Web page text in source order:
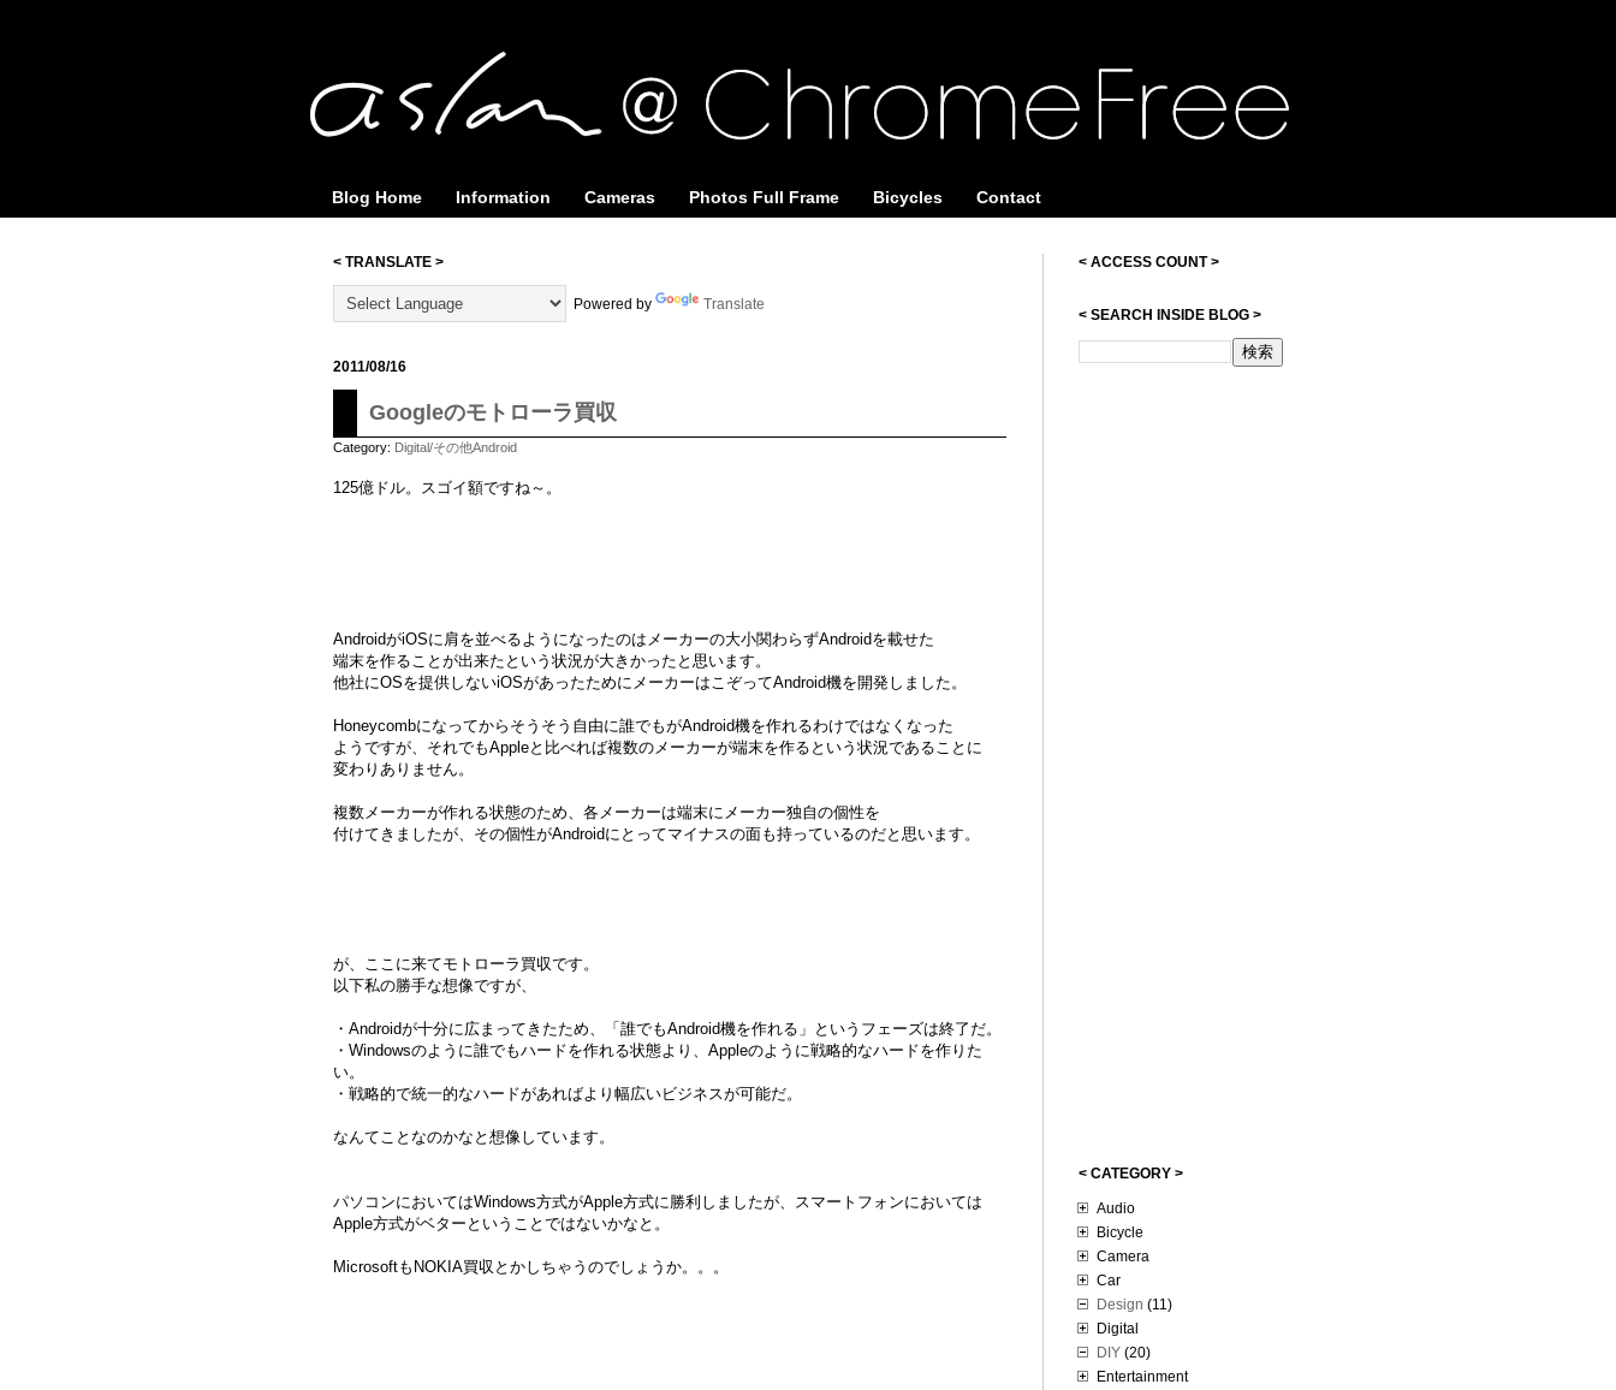
Blog Home Information Cameras Photos Full Frame Bicycles Contact
< TRANSLATE >
Powered by Translate
2011/08/16
Googleのモトローラ買収
Category: Digital/その他Android
125億ドル。スゴイ額ですね～。
AndroidがiOSに肩を並べるようになったのはメーカーの大小関わらずAndroidを載せた
端末を作ることが出来たという状況が大きかったと思います。
他社にOSを提供しないiOSがあったためにメーカーはこぞってAndroid機を開発しました。
Honeycombになってからそうそう自由に誰でもがAndroid機を作れるわけではなくなった
ようですが、それでもAppleと比べれば複数のメーカーが端末を作るという状況であることに
変わりありません。
複数メーカーが作れる状態のため、各メーカーは端末にメーカー独自の個性を
付けてきましたが、その個性がAndroidにとってマイナスの面も持っているのだと思います。
が、ここに来てモトローラ買収です。
以下私の勝手な想像ですが、
・Androidが十分に広まってきたため、「誰でもAndroid機を作れる」というフェーズは終了だ。
・Windowsのように誰でもハードを作れる状態より、Appleのように戦略的なハードを作りた
い。
・戦略的で統一的なハードがあればより幅広いビジネスが可能だ。
なんてことなのかなと想像しています。
パソコンにおいてはWindows方式がApple方式に勝利しましたが、スマートフォンにおいては
Apple方式がベターということではないかなと。
MicrosoftもNOKIA買収とかしちゃうのでしょうか。。。
< ACCESS COUNT >
< SEARCH INSIDE BLOG >
< CATEGORY >
Audio
Bicycle
Camera
Car
Design (11)
Digital
DIY (20)
Entertainment